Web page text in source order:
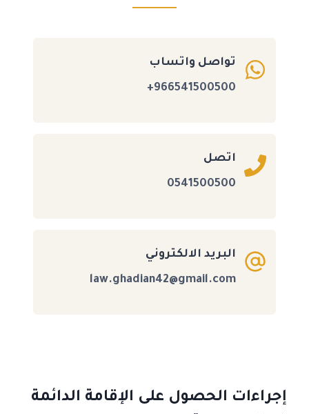
تواصل واتساب
966541500500+
اتصل
0541500500
البريد الالكتروني
law.ghadian42@gmail.com
إجراءات الحصول على الإقامة الدائمة